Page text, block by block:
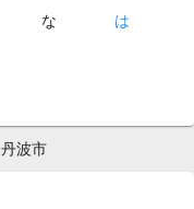
な は
丹波市